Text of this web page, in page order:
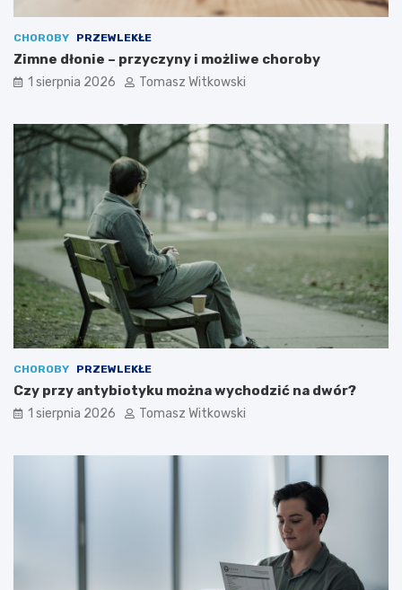
CHOROBY PRZEWLEKŁE
Zimne dłonie – przyczyny i możliwe choroby
1 sierpnia 2026 Tomasz Witkowski
CHOROBY PRZEWLEKŁE
Czy przy antybiotyku można wychodzić na dwór?
1 sierpnia 2026 Tomasz Witkowski